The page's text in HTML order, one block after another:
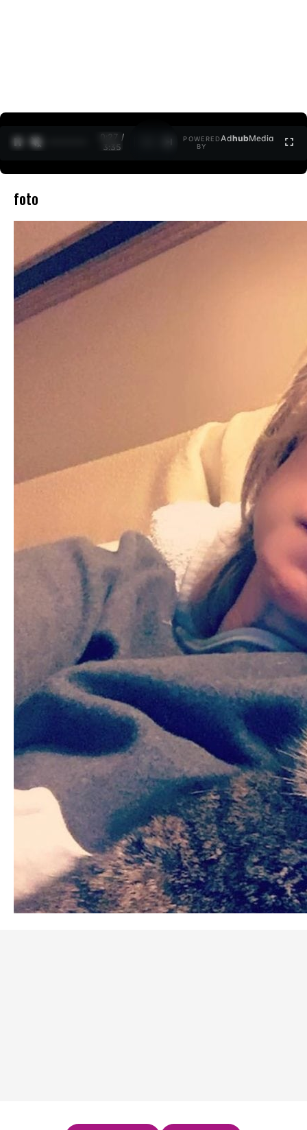
0:27 /
3:35
POWERED
BY
AdhubMedia
foto